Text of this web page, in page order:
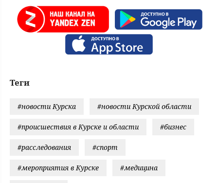
Теги
#новости Курска #новости Курской области
#происшествия в Курске и области #бизнес
#расследования #спорт
#мероприятия в Курске #медицина